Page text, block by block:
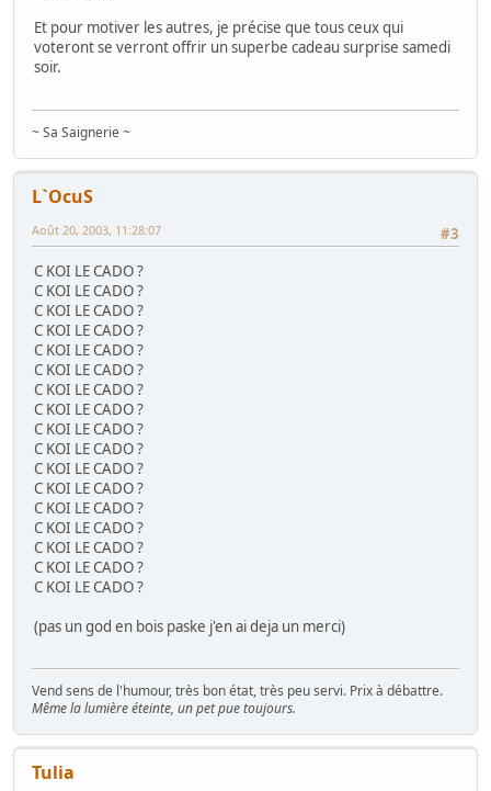
Et pour motiver les autres, je précise que tous ceux qui
voteront se verront offrir un superbe cadeau surprise samedi
soir.
~ Sa Saignerie ~
L`OcuS
#3
Août 20, 2003, 11:28:07
C KOI LE CADO ?
C KOI LE CADO ?
C KOI LE CADO ?
C KOI LE CADO ?
C KOI LE CADO ?
C KOI LE CADO ?
C KOI LE CADO ?
C KOI LE CADO ?
C KOI LE CADO ?
C KOI LE CADO ?
C KOI LE CADO ?
C KOI LE CADO ?
C KOI LE CADO ?
C KOI LE CADO ?
C KOI LE CADO ?
C KOI LE CADO ?
C KOI LE CADO ?
(pas un god en bois paske j'en ai deja un merci)
Vend sens de l'humour, très bon état, très peu servi. Prix à débattre.
Même la lumière éteinte, un pet pue toujours.
Tulia